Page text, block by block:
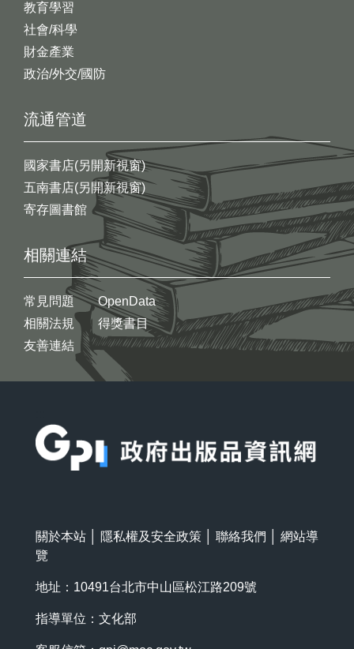
教育學習
社會/科學
財金產業
政治/外交/國防
流通管道
國家書店(另開新視窗)
五南書店(另開新視窗)
寄存圖書館
相關連結
常見問題
相關法規
友善連結
OpenData
得獎書目
關於本站 隱私權及安全政策 聯絡我們
網站導
覽
地址：10491台北市中山區松江路209號
指導單位：文化部